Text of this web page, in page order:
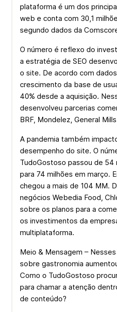
plataforma é um dos
web e conta com 30,1
segundo dados da
O número é reflexo do
a estratégia de SEO
o site. De acordo com
crescimento da base de
40% desde a aquisição.
desenvolveu parcerias
BRF, Mondelez, General
A pandemia também
desempenho do site. O
TudoGostoso passou de 54
para 74 milhões em março.
chegou a mais de 104 MM.
negócios Webedia Food,
sobre os planos para a
os investimentos da
multiplataforma.
Meio & Mensagem –
sobre gastronomia
Como o TudoGostoso
para chamar a atenção
de conteúdo?